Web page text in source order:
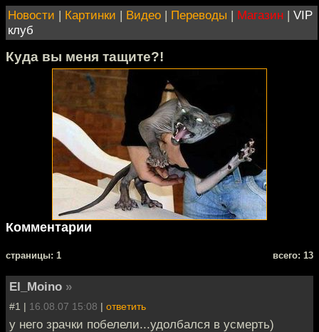
Новости | Картинки | Видео | Переводы | Магазин | VIP
клуб
Куда вы меня тащите?!
Комментарии
cтраницы: 1 всего: 13
El_Moino »
#1 | 16.08.07 15:08 | ответить
у него зрачки побелели...удолбался в усмерть)